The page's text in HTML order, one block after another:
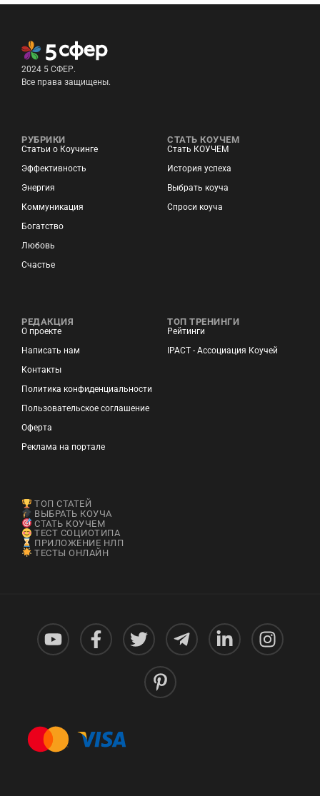
2024 5 СФЕР.
Все права защищены.
РУБРИКИ
Статьи о Коучинге
Эффективность
Энергия
Коммуникация
Богатство
Любовь
Счастье
СТАТЬ КОУЧЕМ
Стать КОУЧЕМ
История успеха
Выбрать коуча
Спроси коуча
РЕДАКЦИЯ
О проекте
Написать нам
Контакты
Политика конфиденциальности
Пользовательское соглашение
Оферта
Реклама на портале
ТОП ТРЕНИНГИ
Рейтинги
IPACT - Ассоциация Коучей
ТОП СТАТЕЙ
ВЫБРАТЬ КОУЧА
СТАТЬ КОУЧЕМ
ТЕСТ СОЦИОТИПА
ПРИЛОЖЕНИЕ НЛП
ТЕСТЫ ОНЛАЙН